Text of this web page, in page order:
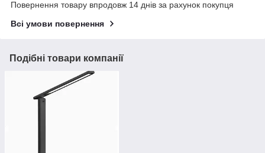
Повернення товару впродовж 14 днів за рахунок покупця
Всі умови повернення
Подібні товари компанії